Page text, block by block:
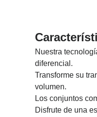
Nuestra
diferencial.
Transforme su
volumen.
Los conjuntos
Disfrute de una